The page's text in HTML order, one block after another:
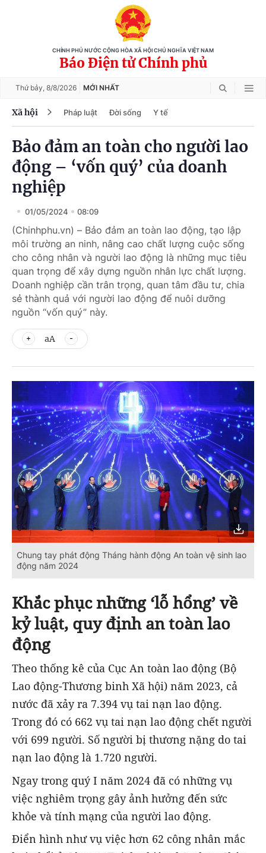
CHÍNH PHỦ NƯỚC CỘNG HÒA XÃ HỘI CHỦ NGHĨA VIỆT NAM
Báo Điện tử Chính phủ
Thứ bảy, 8/8/2026 MỚI NHẤT
Xã hội Pháp luật Đời sống Y tế
Bảo đảm an toàn cho người lao
động – ‘vốn quý’ của doanh
nghiệp
01/05/2024 08:09
(Chinhphu.vn) – Bảo đảm an toàn lao động, tạo lập
môi trường an ninh, nâng cao chất lượng cuộc sống
cho công nhân và người lao động là những mục tiêu
quan trọng để xây dựng nguồn nhân lực chất lượng.
Doanh nghiệp cần trân trọng, quan tâm đầu tư, chia
sẻ thành quả với người lao động để nuôi dưỡng
nguồn “vốn quý” này.
aA
Chung tay phát động Tháng hành động An toàn vệ sinh lao
động năm 2024
Khắc phục những ‘lỗ hổng’ về
kỷ luật, quy định an toàn lao
động
Theo thống kê của Cục An toàn lao động (Bộ
Lao động-Thương binh Xã hội) năm 2023, cả
nước đã xảy ra 7.394 vụ tai nạn lao động.
Trong đó có 662 vụ tai nạn lao động chết người
với 699 người. Số người bị thương nặng do tai
nạn lao động là 1.720 người.
Ngay trong quý I năm 2024 đã có những vụ
việc nghiêm trọng gây ảnh hưởng đến sức
khỏe và tính mạng của người lao động.
Điển hình như vụ việc hơn 62 công nhân mắc